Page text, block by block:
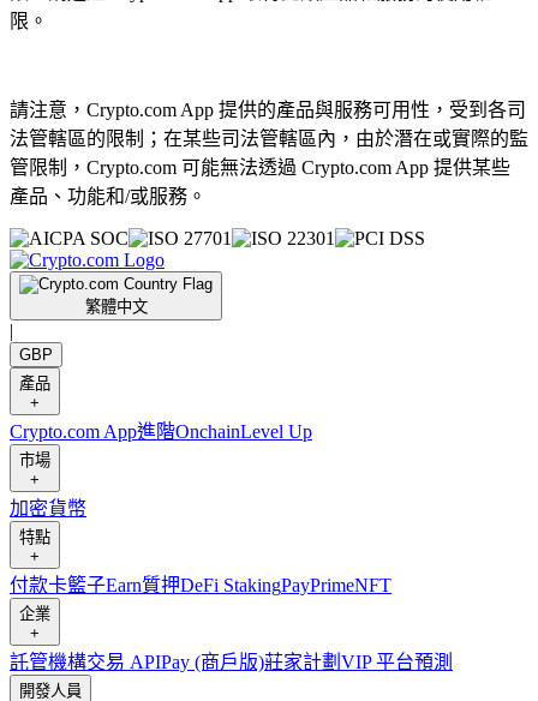
限。
請注意，Crypto.com App 提供的產品與服務可用性，受到各司
法管轄區的限制；在某些司法管轄區內，由於潛在或實際的監
管限制，Crypto.com 可能無法透過 Crypto.com App 提供某些
產品、功能和/或服務。
繁體中文
|
GBP
產品
+
Crypto.com App進階OnchainLevel Up
市場
+
加密貨幣
特點
+
付款卡籃子Earn質押DeFi StakingPayPrimeNFT
企業
+
託管機構交易 APIPay (商戶版)莊家計劃 VIP 平台預測
開發人員